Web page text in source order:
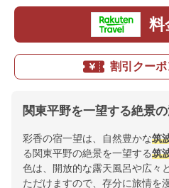
料
割引クー
関東平野を一望する絶景
彩香の宿一望は、自然豊かな筑
る関東平野の絶景を一望する筑
色は、開放的な露天風呂や広々
ただけますので、存分に旅情を